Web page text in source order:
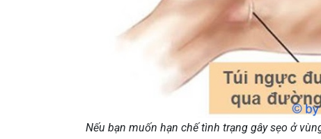
Nếu bạn muốn hạn chế tình trạng gây sẹo ở